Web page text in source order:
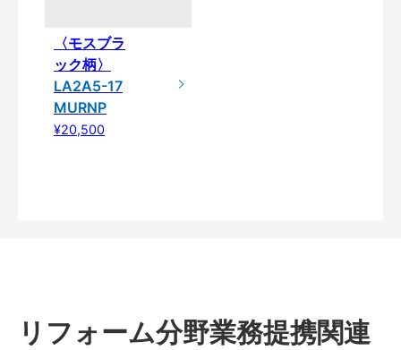
〈モスブラ
ック柄〉
LA2A5-17
MURNP
¥20,500
リフォーム分野業務提携関連